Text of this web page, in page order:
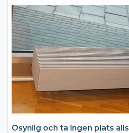
Osynlig och ta ingen plats alls